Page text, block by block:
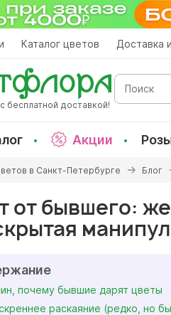
Каталог цветов Доставка
бесплатной доставкой!
Поиск
Акции
в Санкт-Петербурге Блог
от бывшего:
почему бывшие дарят цветы
раскаяние (редко, но